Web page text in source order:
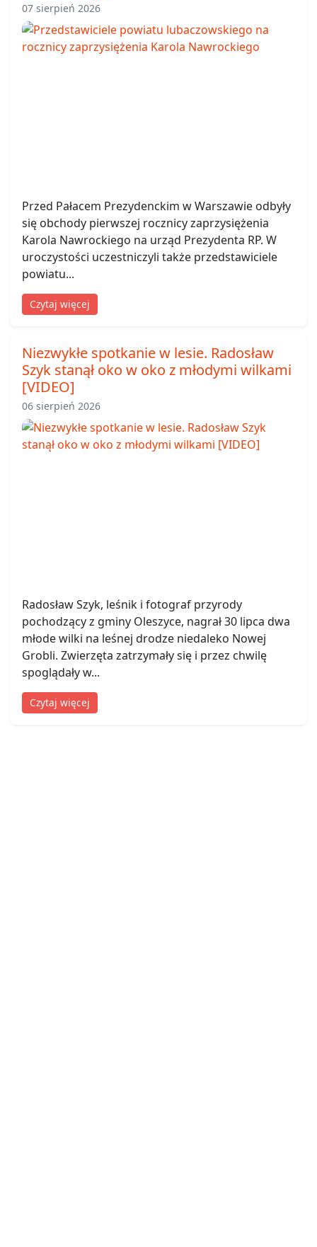
07 sierpień 2026
Przed Pałacem Prezydenckim w Warszawie odbyły
się obchody pierwszej rocznicy zaprzysiężenia
Karola Nawrockiego na urząd Prezydenta RP. W
uroczystości uczestniczyli także przedstawiciele
powiatu...
Czytaj więcej
Niezwykłe spotkanie w lesie. Radosław
Szyk stanął oko w oko z młodymi wilkami
[VIDEO]
06 sierpień 2026
Radosław Szyk, leśnik i fotograf przyrody
pochodzący z gminy Oleszyce, nagrał 30 lipca dwa
młode wilki na leśnej drodze niedaleko Nowej
Grobli. Zwierzęta zatrzymały się i przez chwilę
spoglądały w...
Czytaj więcej